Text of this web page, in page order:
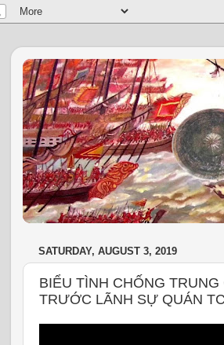
SATURDAY, AUGUST 3, 2019
BIỂU TÌNH CHỐNG
TRƯỚC LÃNH SỰ QUÁN